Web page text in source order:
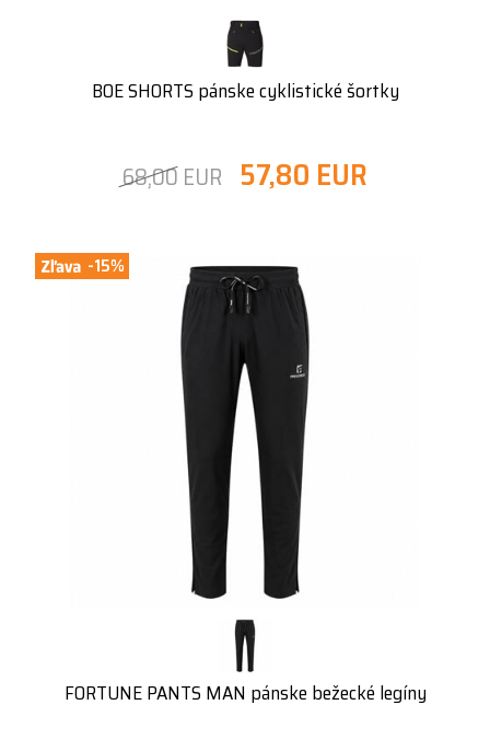
BOE SHORTS pánske cyklistické šortky
68,00 EUR 57,80 EUR
-15%
FORTUNE PANTS MAN pánske bežecké legíny